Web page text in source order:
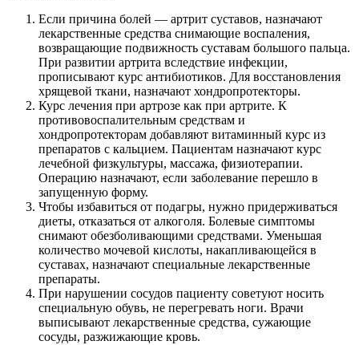
Если причина болей — артрит суставов, назначают
лекарственные средства снимающие воспаления,
возвращающие подвижность суставам большого пальца.
При развитии артрита вследствие инфекции,
прописывают курс антибиотиков. Для восстановления
хрящевой ткани, назначают хондропротекторы.
Курс лечения при артрозе как при артрите. К
противовоспалительным средствам и
хондропротекторам добавляют витаминный курс из
препаратов с кальцием. Пациентам назначают курс
лечебной физкультуры, массажа, физиотерапии.
Операцию назначают, если заболевание перешло в
запущенную форму.
Чтобы избавиться от подагры, нужно придерживаться
диеты, отказаться от алкоголя. Болевые симптомы
снимают обезболивающими средствами. Уменьшая
количество мочевой кислоты, накапливающейся в
суставах, назначают специальные лекарственные
препараты.
При нарушении сосудов пациенту советуют носить
специальную обувь, не перегревать ноги. Врачи
выписывают лекарственные средства, сужающие
сосуды, разжижающие кровь.